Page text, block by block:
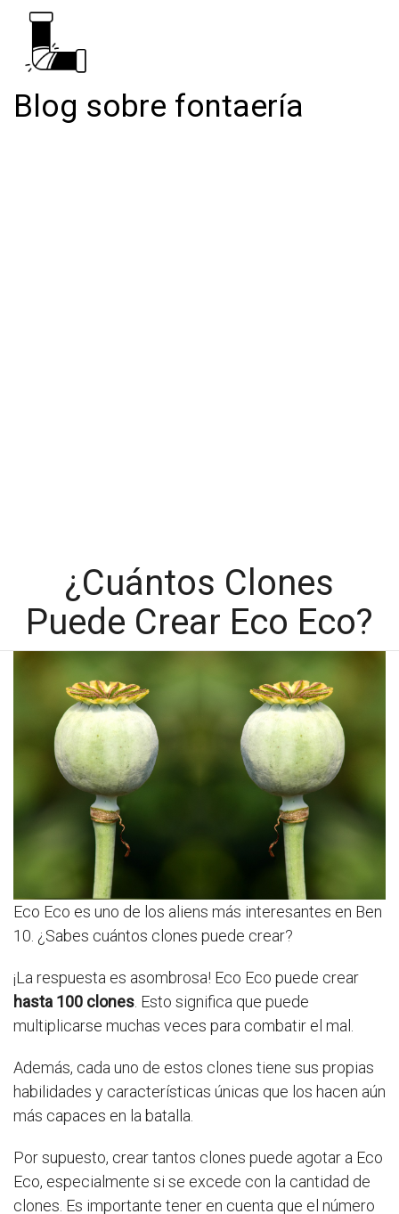
Blog sobre fontaería
¿Cuántos Clones
Puede Crear Eco Eco?
Eco Eco es uno de los aliens más interesantes en Ben
10. ¿Sabes cuántos clones puede crear?
¡La respuesta es asombrosa! Eco Eco puede crear
hasta 100 clones . Esto significa que puede
multiplicarse muchas veces para combatir el mal.
Además, cada uno de estos clones tiene sus propias
habilidades y características únicas que los hacen aún
más capaces en la batalla.
Por supuesto, crear tantos clones puede agotar a Eco
Eco, especialmente si se excede con la cantidad de
clones. Es importante tener en cuenta que el número